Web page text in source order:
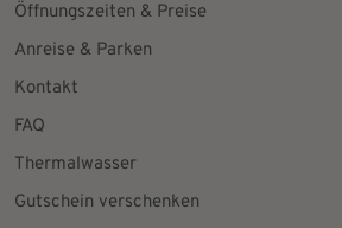
Öffnungszeiten & Preise
Anreise & Parken
Kontakt
FAQ
Thermalwasser
Gutschein verschenken